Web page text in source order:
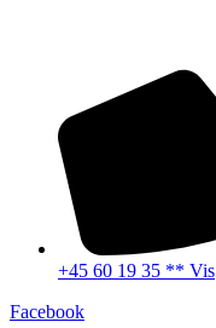
+45 60 19 35 ** Vis
Facebook